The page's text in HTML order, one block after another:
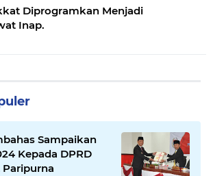
Diprogramkan Menjadi
Inap.
Sampaikan
Kepada DPRD
Paripurna